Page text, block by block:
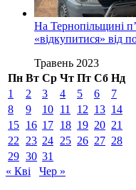
На Тернопільщині
«відкупитися» від
Травень 2023
Пн Вт Ср Чт Пт Сб Нд
1
2 3 4 5 6
7
8
9 10 11 12 13 14
15 16 17 18 19 20 21
22
23 24 25 26 27 28
29 30 31
« Кві
Чер »